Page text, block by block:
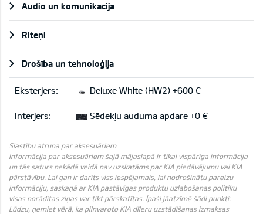
Audio un komunikācija
Riteņi
Drošība un tehnoloģija
Eksterjers: Deluxe White (HW2) +600 €
Interjers: Sēdekļu auduma apdare +0 €
Siastību atruna par aksesuāriem
Informācija par aksesuāriem šajā mājaslapā ir tikai vispārīga informācija
un tās saturs nekādā veidā nav uzskatāms par KIA piedāvājumu vai KIA
pārstāvību. Lai gan ir darīts viss iespējamais, lai nodrošinātu pareizu
informāciju, saskaņā ar KIA pastāvīgas produktu uzlabošanas politiku
visas norādītas ziņas var tikt pārskatītas. Īpaši jāatzīmē šādi punkti:
Lūdzu, ņemiet vērā, ka pilnvaroto KIA dīleru uzstādīšanas izmaksas